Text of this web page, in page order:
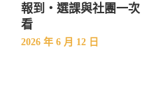
報到・選課與社團一次
看
2026 年 6 月 12 日